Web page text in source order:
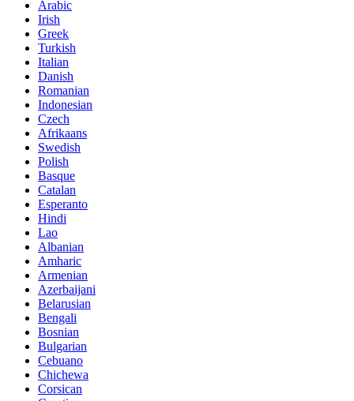
Arabic
Irish
Greek
Turkish
Italian
Danish
Romanian
Indonesian
Czech
Afrikaans
Swedish
Polish
Basque
Catalan
Esperanto
Hindi
Lao
Albanian
Amharic
Armenian
Azerbaijani
Belarusian
Bengali
Bosnian
Bulgarian
Cebuano
Chichewa
Corsican